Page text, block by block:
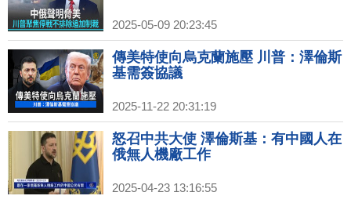
2025-05-09 20:23:45
傳美特使向烏克蘭施壓 川普：澤倫斯
基需簽協議
2025-11-22 20:31:19
怒召中共大使 澤倫斯基：有中國人在
俄無人機廠工作
2025-04-23 13:16:55